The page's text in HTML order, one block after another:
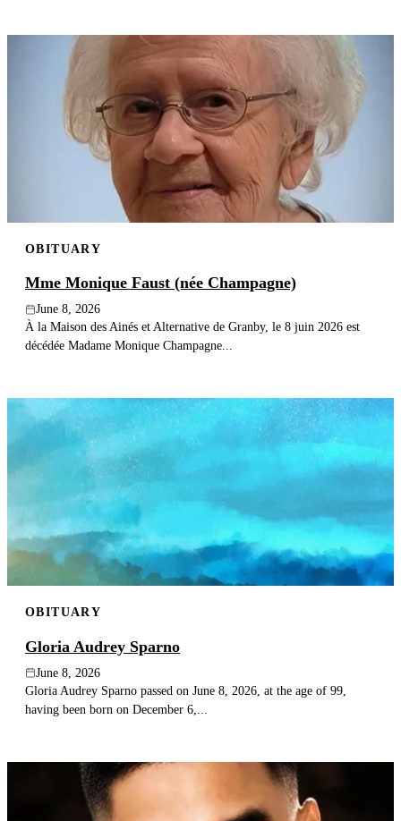
OBITUARY
Mme Monique Faust (née Champagne)
June 8, 2026
À la Maison des Ainés et Alternative de Granby, le 8 juin 2026 est
décédée Madame Monique Champagne...
OBITUARY
Gloria Audrey Sparno
June 8, 2026
Gloria Audrey Sparno passed on June 8, 2026, at the age of 99,
having been born on December 6,...